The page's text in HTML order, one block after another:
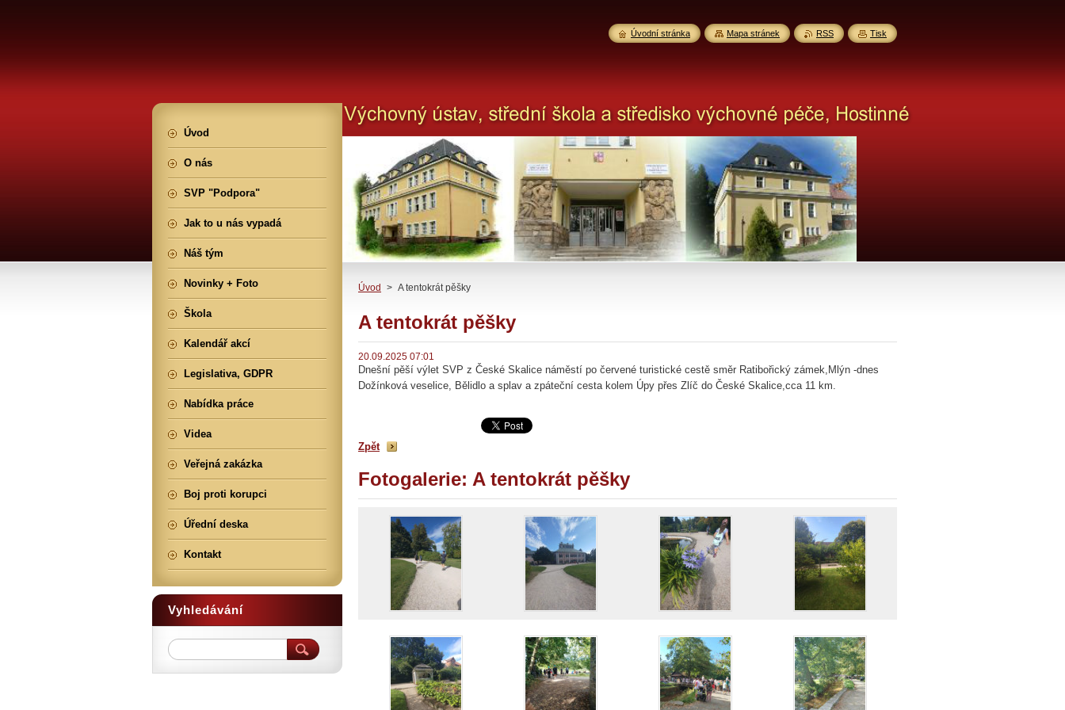
Úvod > A tentokrát pěšky
A tentokrát pěšky
20.09.2025 07:01
Dnešní pěší výlet SVP z České Skalice náměstí po červené turistické cestě směr Ratibořický zámek,Mlýn -dnes
Dožínková veselice, Bělidlo a splav a zpáteční cesta kolem Úpy přes Zlíč do České Skalice,cca 11 km.
Zpět
Fotogalerie: A tentokrát pěšky
Úvod
O nás
SVP "Podpora"
Jak to u nás vypadá
Náš tým
Novinky + Foto
Škola
Kalendář akcí
Legislativa, GDPR
Nabídka práce
Videa
Veřejná zakázka
Boj proti korupci
Úřední deska
Kontakt
Vyhledávání
Úvodní stránka Mapa stránek RSS Tisk